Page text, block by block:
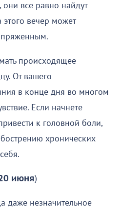
они все равно найдут
вечер может
происходящее
От вашего
в конце дня во многом
Если начнете
к головной боли,
хронических
июня)
даже незначительное